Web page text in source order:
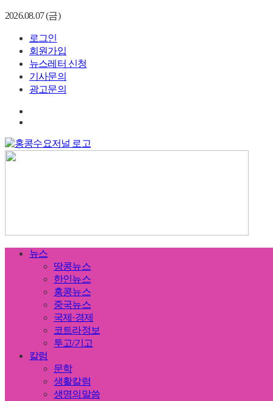
2026.08.07 (금)
로그인
회원가입
뉴스레터 신청
기사문의
광고문의
뉴스
땅콩뉴스
한인뉴스
홍콩뉴스
중국뉴스
국제·경제
코트라정보
투고/기고
칼럼
문학
생활칼럼
생명의말씀